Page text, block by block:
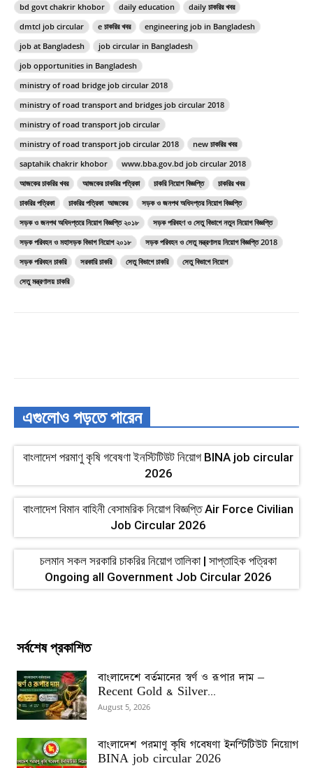
bd govt chakrir khobor
daily education
daily চাকরির খবর
dmtcl job circular
e চাকরির খবর
engineering job in Bangladesh
job at Bangladesh
job circular in Bangladesh
job opportunities in Bangladesh
ministry of road bridge job circular 2018
ministry of road transport and bridges job circular 2018
ministry of road transport job circular
ministry of road transport job circular 2018
new চাকরির খবর
saptahik chakrir khobor
www.bba.gov.bd job circular 2018
আজকের চাকরির খবর
আজকের চাকরির পত্রিকা চাকরি নিয়োগ বিজ্ঞপ্তি
চাকরির খবর
চাকরির পত্রিকা
চাকরির পত্রিকা আজকের
সড়ক ও জনপথ অধিদপ্তর নিয়োগ বিজ্ঞপ্তি
সড়ক ও জনপথ অধিদপ্তরে নিয়োগ বিজ্ঞপ্তি ২০১৮
সড়ক পরিবহণ ও সেতু বিভাগে নতুন নিয়োগ বিজ্ঞপ্তি
সড়ক পরিবহন ও মহাসড়ক বিভাগ নিয়োগ ২০১৮
সড়ক পরিবহন ও সেতু মন্ত্রণালয় নিয়োগ বিজ্ঞপ্তি 2018
সড়ক পরিবহন চাকরি
সরকারি চাকরি সেতু বিভাগে চাকরি
সেতু বিভাগে নিয়োগ
সেতু মন্ত্রণালয় চাকরি
এগুলোও পড়তে পারেন
বাংলাদেশ পরমাণু কৃষি গবেষণা ইনস্টিটিউট নিয়োগ BINA job circular
2026
বাংলাদেশ বিমান বাহিনী বেসামরিক নিয়োগ বিজ্ঞপ্তি Air Force Civilian
Job Circular 2026
চলমান সকল সরকারি চাকরির নিয়োগ তালিকা | সাপ্তাহিক পত্রিকা
Ongoing all Government Job Circular 2026
সর্বশেষ প্রকাশিত
বাংলাদেশে বর্তমানের স্বর্ণ ও রূপার দাম –
Recent Gold & Silver...
August 5, 2026
বাংলাদেশ পরমাণু কৃষি গবেষণা ইনস্টিটিউট নিয়োগ
BINA job circular 2026